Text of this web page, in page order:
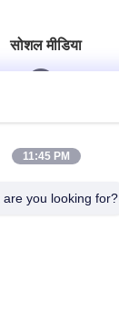
सोशल मीडिया
त्वरित संपर्क करें
11:45 PM
you looking for?